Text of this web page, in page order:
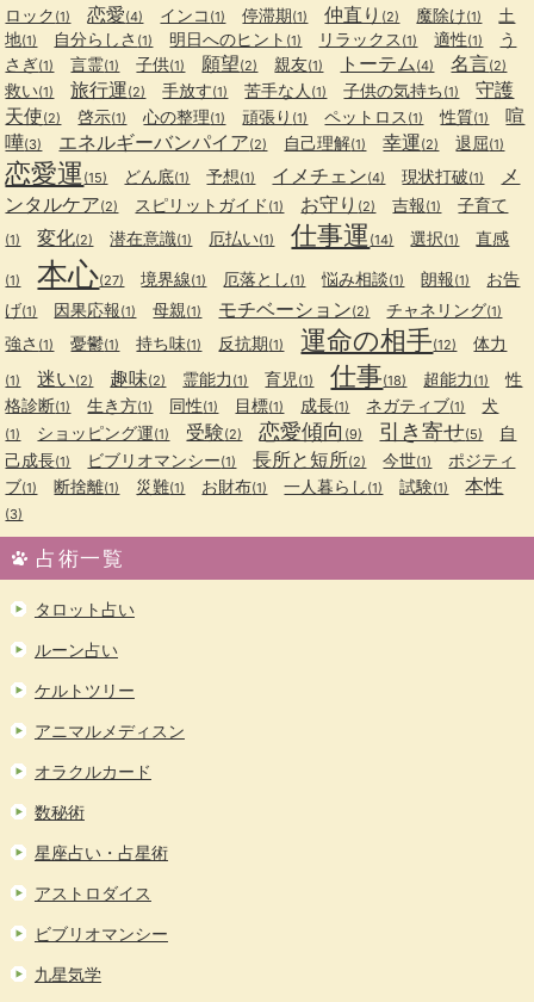
ロック (1) 恋愛(4) インコ (1) 停滞期(1) 仲直り (2) 魔除け(1)
土
地(1) 自分らしさ (1) 明日へのヒント (1) リラックス (1) 適性(1)
う
さぎ(1) 言霊(1) 子供(1) 願望(2) 親友(1) トーテム (4) 名言(2)
救い(1) 旅行運(2) 手放す(1) 苦手な人 (1) 子供の気持ち(1)
守護
天使(2) 啓示(1) 心の整理(1) 頑張り (1) ペットロス (1) 性質(1)
喧
嘩(3) エネルギーバンパイア(2) 自己理解(1) 幸運(2) 退屈(1)
恋愛運 (15) どん底(1) 予想(1) イメチェン(4) 現状打破(1)
メ
ンタルケア(2) スピリットガイド (1) お守り (2) 吉報(1) 子育て
(1) 変化(2) 潜在意識(1) 厄払い(1) 仕事運 (14) 選択(1) 直感
(1) 本心(27) 境界線(1) 厄落とし (1) 悩み相談(1) 朗報(1)
お告
げ(1) 因果応報(1) 母親(1) モチベーション(2) チャネリング(1)
強さ (1) 憂鬱(1) 持ち味(1) 反抗期(1) 運命の相手(12) 体力
(1) 迷い(2) 趣味(2) 霊能力 (1) 育児 (1) 仕事(18) 超能力 (1)
性
格診断(1) 生き方(1) 同性(1) 目標(1) 成長(1) ネガティブ(1) 犬
(1) ショッピング運(1) 受験(2) 恋愛傾向 (9) 引き寄せ(5)
自
己成長(1) ビブリオマンシー(1) 長所と短所(2) 今世(1)
ポジティ
ブ(1) 断捨離(1) 災難(1) お財布(1) 一人暮らし (1) 試験(1) 本性
(3)
占術一覧
タロット占い
ルーン占い
ケルトツリー
アニマルメディスン
オラクルカード
数秘術
星座占い・占星術
アストロダイス
ビブリオマンシー
九星気学